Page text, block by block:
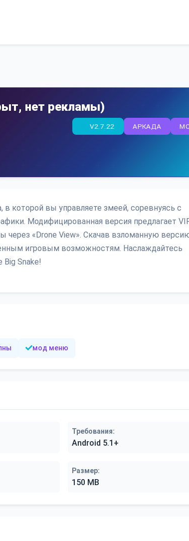
нет рекламы)
АРКАДА
V2.7.22
в которой вы управляете змеей, соревнуясь с
Модифицированная версия предлагает
«Drone View». Скачав взломанную
игровым возможностям. Наслаждайтесь
Snake!
мод меню
Требования:
Android 5.1+
Размер:
150 MB